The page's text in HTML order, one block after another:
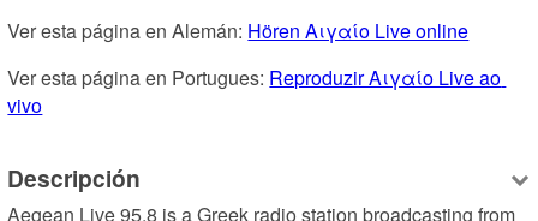
Ver esta página en Alemán: Hören Αιγαίο Live online
Ver esta página en Portugues: Reproduzir Αιγαίο Live ao
vivo
Descripción
Aegean Live 95.8 is a Greek radio station broadcasting from